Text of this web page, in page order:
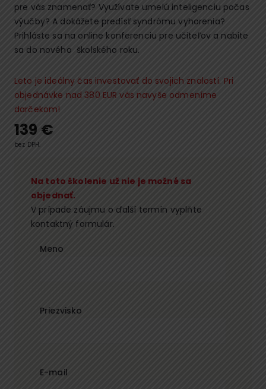
pre vás znamenať? Využívate umelú inteligenciu počas
výučby? A dokážete predísť syndrómu vyhorenia?
Prihláste sa na online konferenciu pre učiteľov a nabite
sa do nového školského roku.
Leto je ideálny čas investovať do svojich znalostí. Pri
objednávke nad 380 EUR vás navyše odmeníme
darčekom!
139 €
bez DPH.
Na toto školenie už nie je možné sa
objednať.
V prípade záujmu o ďalší termín vyplňte
kontaktný formulár.
Meno
Priezvisko
E-mail